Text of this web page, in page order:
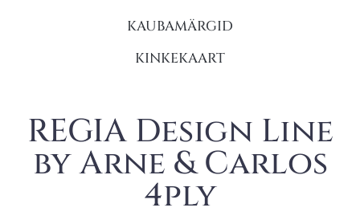
KAUBAMÄRGID
KINKEKAART
REGIA Design Line
by Arne & Carlos
4ply